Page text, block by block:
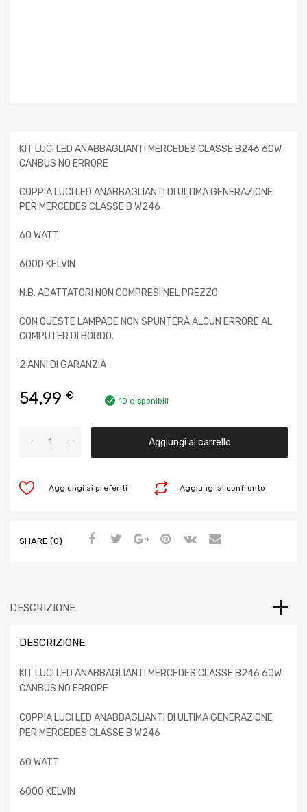
KIT LUCI LED ANABBAGLIANTI MERCEDES CLASSE B246 60W
CANBUS NO ERRORE
COPPIA LUCI LED ANABBAGLIANTI DI ULTIMA GENERAZIONE
PER MERCEDES CLASSE B W246
60 WATT
6000 KELVIN
N.B. ADATTATORI NON COMPRESI NEL PREZZO
CON QUESTE LAMPADE NON SPUNTERÀ ALCUN ERRORE AL
COMPUTER DI BORDO.
2 ANNI DI GARANZIA
54,99 € 10 disponibili
Aggiungi al carrello
Aggiungi al confronto
Aggiungi ai preferiti
SHARE (0)
DESCRIZIONE
DESCRIZIONE
KIT LUCI LED ANABBAGLIANTI MERCEDES CLASSE B246 60W
CANBUS NO ERRORE
COPPIA LUCI LED ANABBAGLIANTI DI ULTIMA GENERAZIONE
PER MERCEDES CLASSE B W246
60 WATT
6000 KELVIN